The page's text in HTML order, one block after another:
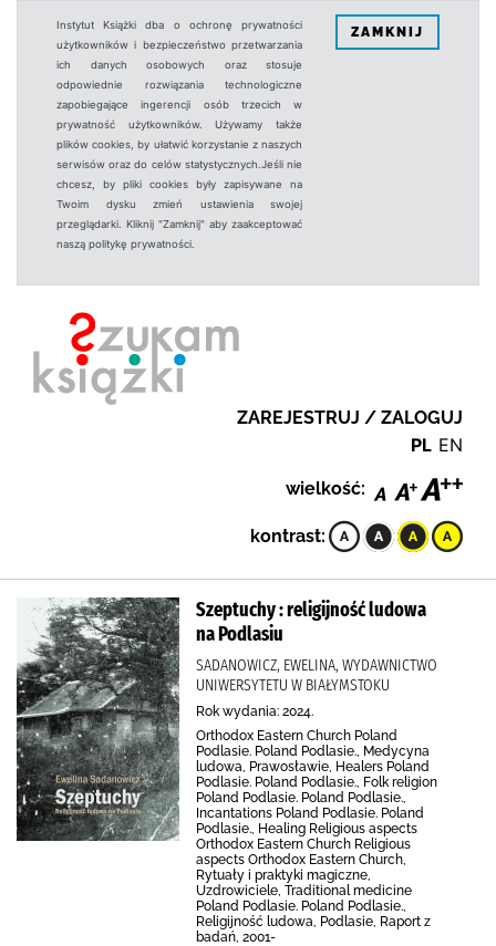
Instytut Książki dba o ochronę prywatności
użytkowników i bezpieczeństwo przetwarzania
ich danych osobowych oraz stosuje
odpowiednie rozwiązania technologiczne
zapobiegające ingerencji osób trzecich w
prywatność użytkowników. Używamy także
plików cookies, by ułatwić korzystanie z naszych
serwisów oraz do celów statystycznych.Jeśli nie
chcesz, by pliki cookies były zapisywane na
Twoim dysku zmień ustawienia swojej
przeglądarki. Kliknij "Zamknij" aby zaakceptować
naszą politykę prywatności.
ZAMKNIJ
ZAREJESTRUJ / ZALOGUJ
PL EN
wielkość:
kontrast:
Szeptuchy : religijność ludowa
na Podlasiu
SADANOWICZ, EWELINA, WYDAWNICTWO
UNIWERSYTETU W BIAŁYMSTOKU
Rok wydania: 2024.
Orthodox Eastern Church Poland
Podlasie. Poland Podlasie., Medycyna
ludowa, Prawosławie, Healers Poland
Podlasie. Poland Podlasie., Folk religion
Poland Podlasie. Poland Podlasie.,
Incantations Poland Podlasie. Poland
Podlasie., Healing Religious aspects
Orthodox Eastern Church Religious
aspects Orthodox Eastern Church,
Rytuały i praktyki magiczne,
Uzdrowiciele, Traditional medicine
Poland Podlasie. Poland Podlasie.,
Religijność ludowa, Podlasie, Raport z
badań, 2001-